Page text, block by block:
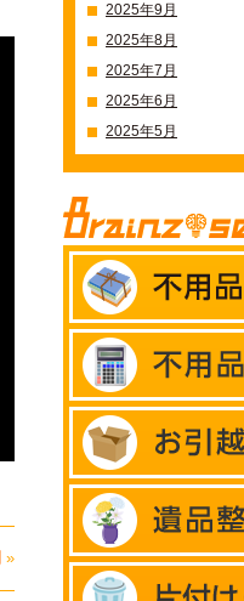
»
2025年9月
2025年8月
2025年7月
2025年6月
2025年5月